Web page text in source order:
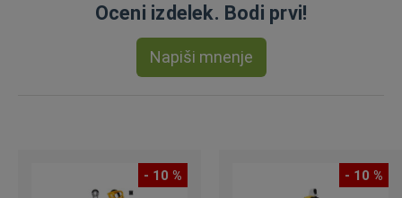
Oceni izdelek. Bodi prvi!
Napiši mnenje
- 10 % - 10 %